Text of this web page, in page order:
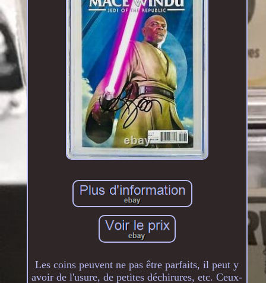
Les coins peuvent ne pas être parfaits, il peut y
avoir de l'usure, de petites déchirures, etc. Ceux-